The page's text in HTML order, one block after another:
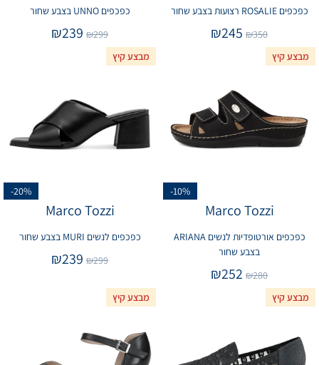
כפכפים ROSALIE רצועות בצבע שחור
₪350
₪245
כפכפים UNNO בצבע שחור
₪299
₪239
מבצע קיץ
-10%
Marco Tozzi
כפכפים אורטופדיות לנשים ARIANA
בצבע שחור
₪280
₪252
מבצע קיץ
-20%
Marco Tozzi
כפכפים לנשים MURI בצבע שחור
₪299
₪239
מבצע קיץ מבצע קיץ